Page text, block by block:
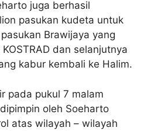
juga berhasil
pasukan kudeta untuk
Brawijaya yang
dan selanjutnya
kabur kembali ke Halim.
pada pukul 7 malam
oleh Soeharto
atas wilayah – wilayah